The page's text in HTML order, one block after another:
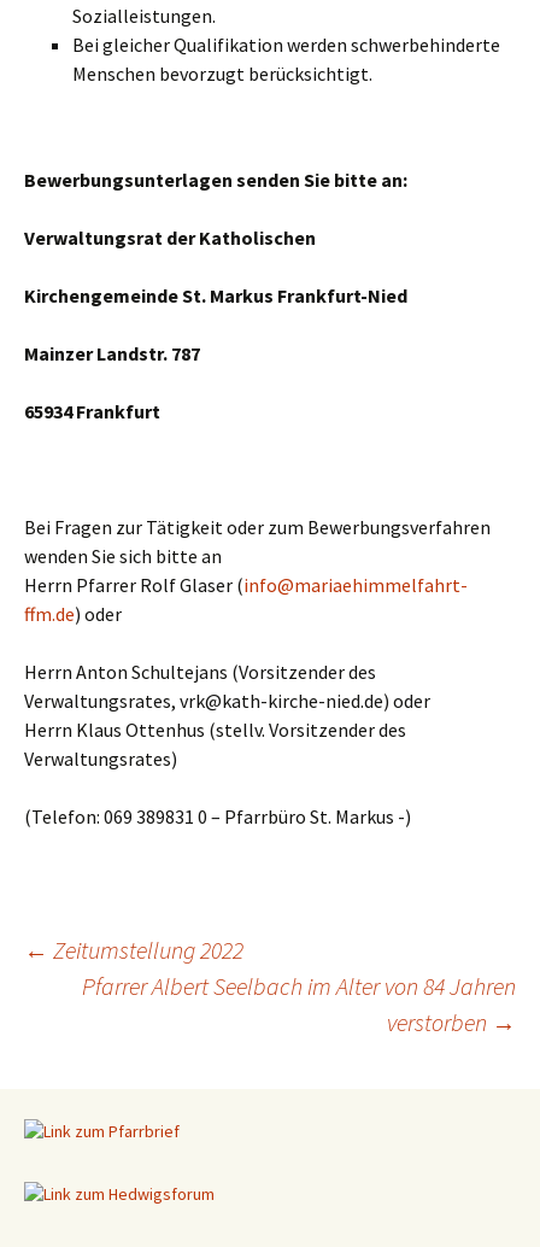
Sozialleistungen.
Bei gleicher Qualifikation werden schwerbehinderte
Menschen bevorzugt berücksichtigt.
Bewerbungsunterlagen senden Sie bitte an:
Verwaltungsrat der Katholischen
Kirchengemeinde St. Markus Frankfurt-Nied
Mainzer Landstr. 787
65934 Frankfurt
Bei Fragen zur Tätigkeit oder zum Bewerbungsverfahren
wenden Sie sich bitte an
Herrn Pfarrer Rolf Glaser (info@mariaehimmelfahrt-
ffm.de) oder
Herrn Anton Schultejans (Vorsitzender des
Verwaltungsrates, vrk@kath-kirche-nied.de) oder
Herrn Klaus Ottenhus (stellv. Vorsitzender des
Verwaltungsrates)
(Telefon: 069 389831 0 – Pfarrbüro St. Markus -)
Beitragsnavigation
← Zeitumstellung 2022
Pfarrer Albert Seelbach im Alter von 84 Jahren
verstorben →